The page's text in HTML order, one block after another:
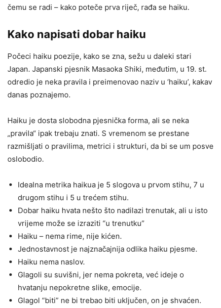
čemu se radi – kako poteče prva riječ, rađa se haiku.
Kako napisati dobar haiku
Počeci haiku poezije, kako se zna, sežu u daleki stari
Japan. Japanski pjesnik Masaoka Shiki, međutim, u 19. st.
odredio je neka pravila i preimenovao naziv u ‘haiku’, kakav
danas poznajemo.
Haiku je dosta slobodna pjesnička forma, ali se neka
„pravila“ ipak trebaju znati. S vremenom se prestane
razmišljati o pravilima, metrici i strukturi, da bi se um posve
oslobodio.
Idealna metrika haikua je 5 slogova u prvom stihu, 7 u
drugom stihu i 5 u trećem stihu.
Dobar haiku hvata nešto što nadilazi trenutak, ali u isto
vrijeme može se izraziti “u trenutku”
Haiku – nema rime, nije kićen.
Jednostavnost je najznačajnija odlika haiku pjesme.
Haiku nema naslov.
Glagoli su suvišni, jer nema pokreta, već ideje o
hvatanju nepokretne slike, emocije.
Glagol “biti” ne bi trebao biti uključen, on je shvaćen.